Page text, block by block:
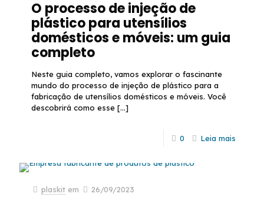
O processo de injeção de
plástico para utensílios
domésticos e móveis: um guia
completo
Neste guia completo, vamos explorar o fascinante
mundo do processo de injeção de plástico para a
fabricação de utensílios domésticos e móveis. Você
descobrirá como esse […]
0 Leia mais
plaskit em 26/09/2023